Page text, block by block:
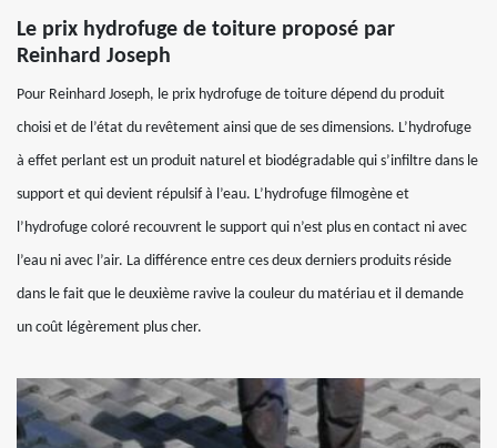
Le prix hydrofuge de toiture proposé par
Reinhard Joseph
Pour Reinhard Joseph, le prix hydrofuge de toiture dépend du produit
choisi et de l’état du revêtement ainsi que de ses dimensions. L’hydrofuge
à effet perlant est un produit naturel et biodégradable qui s’infiltre dans le
support et qui devient répulsif à l’eau. L’hydrofuge filmogène et
l’hydrofuge coloré recouvrent le support qui n’est plus en contact ni avec
l’eau ni avec l’air. La différence entre ces deux derniers produits réside
dans le fait que le deuxième ravive la couleur du matériau et il demande
un coût légèrement plus cher.